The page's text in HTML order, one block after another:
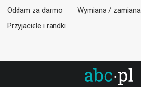
Oddam za darmo
Wymiana / zamiana
Przyjaciele i randki